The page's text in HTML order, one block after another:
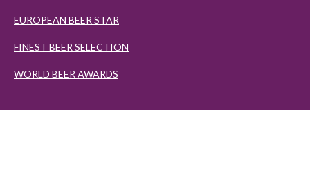
EUROPEAN BEER STAR
FINEST BEER SELECTION
WORLD BEER AWARDS